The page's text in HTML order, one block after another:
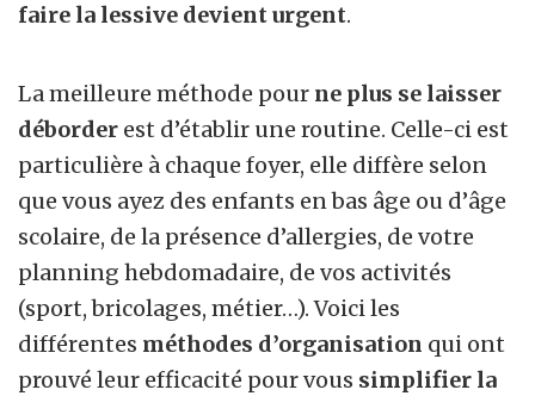
faire la lessive devient urgent.
La meilleure méthode pour ne plus se laisser
déborder est d’établir une routine. Celle-ci est
particulière à chaque foyer, elle diffère selon
que vous ayez des enfants en bas âge ou d’âge
scolaire, de la présence d’allergies, de votre
planning hebdomadaire, de vos activités
(sport, bricolages, métier…). Voici les
différentes méthodes d’organisation qui ont
prouvé leur efficacité pour vous simplifier la